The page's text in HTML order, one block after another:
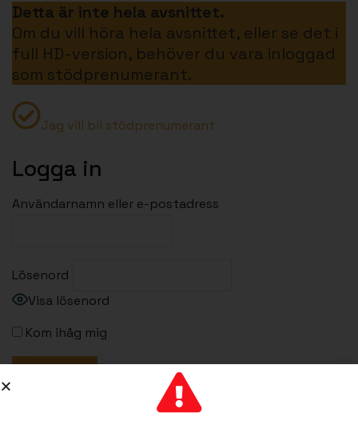
Detta är inte hela avsnittet.
Om du vill höra hela avsnittet, eller se det i
full HD-version, behöver du vara inloggad
som stödprenumerant.
Jag vill bli stödprenumerant
Logga in
Användarnamn eller e-postadress
Lösenord
Visa lösenord
Kom ihåg mig
|Glömt lösenordet?